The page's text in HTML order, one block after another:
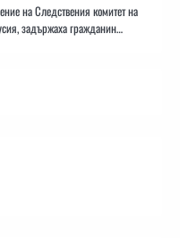
на Следствения комитет на
задържаха гражданин…